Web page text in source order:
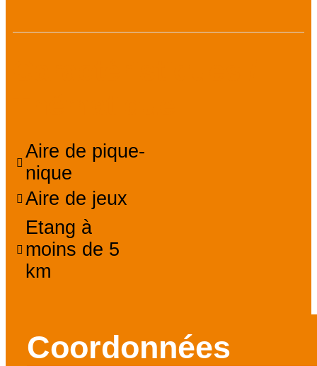
Aire de pique-
nique
Aire de jeux
Etang à
moins de 5
km
Coordonnées